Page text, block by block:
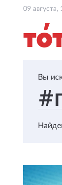
09 августа,
Вы